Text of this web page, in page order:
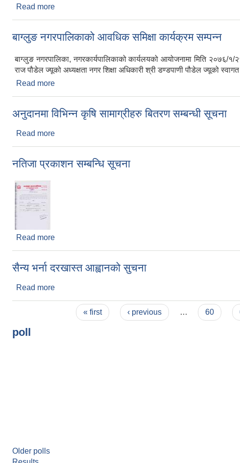
Read more
बाग्लुङ नगरपालिकाको आवधिक समिक्षा कार्यक्रम सम्पन्न
बाग्लुङ नगरपालिका, नगरकार्यपालिकाको कार्यलयको आयोजनामा मिति
राज पौडेल ज्यूको अध्यक्षता नगर शिक्षा अधिकारी श्री डण्डपाणी पौडेल ज्यूको
Read more
अनुदानमा विभिन्न कृषि सामाग्रीहरु बितरण सम्बन्धी सूचना
Read more
नतिजा प्रकाशन सम्बन्धि सूचना
Read more
सैन्य भर्ना दरखास्त आह्वानको सुचना
Read more
« first ‹ previous … 60
poll
Older polls